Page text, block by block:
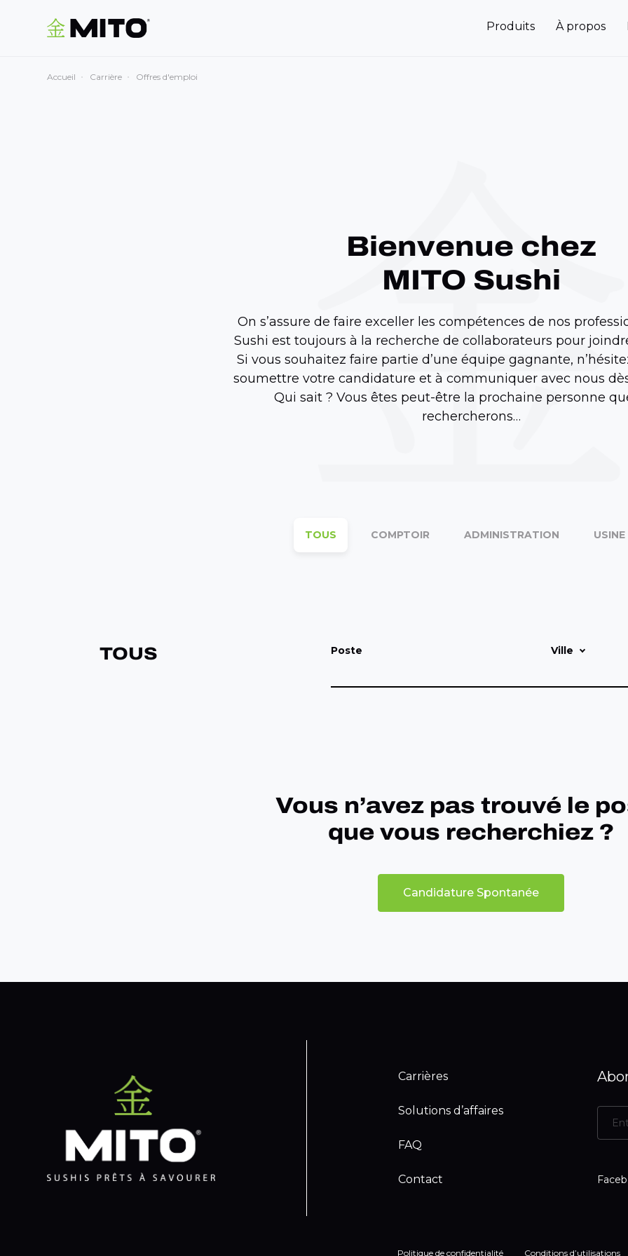
Produits À propos
Accueil Carrière Offres d'emploi
Bienvenue chez
MITO Sushi
On s’assure de faire exceller les compétences de nos
Sushi est toujours à la recherche de collaborateurs pour
Si vous souhaitez faire partie d’une équipe gagnante,
soumettre votre candidature et à communiquer avec nous
Qui sait ? Vous êtes peut-être la prochaine personne
rechercherons…
TOUS COMPTOIR ADMINISTRATION USINE
TOUS Poste Ville
Vous n’avez pas trouvé le
que vous recherchiez ?
Candidature Spontanée
Carrières
Solutions d’affaires
FAQ
Contact
Politique de confidentialité Conditions d’utilisations